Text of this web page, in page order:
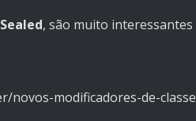
, são muito
novos-modificadores-de-